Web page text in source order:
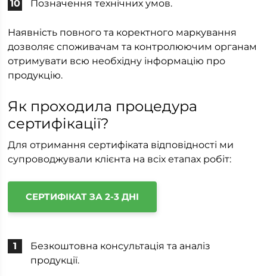
Позначення технічних умов.
Наявність повного та коректного маркування
дозволяє споживачам та контролюючим органам
отримувати всю необхідну інформацію про
продукцію.
Як проходила процедура
сертифікації?
Для отримання сертифіката відповідності ми
супроводжували клієнта на всіх етапах робіт:
СЕРТИФІКАТ ЗА 2-3 ДНІ
Безкоштовна консультація та аналіз
продукції.